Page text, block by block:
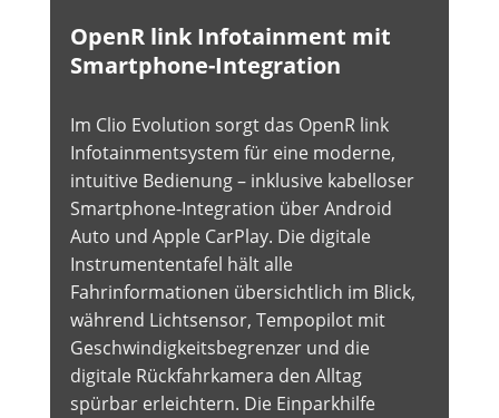
OpenR link Infotainment mit
Smartphone-Integration
Im Clio Evolution sorgt das OpenR link
Infotainmentsystem für eine moderne,
intuitive Bedienung – inklusive kabelloser
Smartphone-Integration über Android
Auto und Apple CarPlay. Die digitale
Instrumententafel hält alle
Fahrinformationen übersichtlich im Blick,
während Lichtsensor, Tempopilot mit
Geschwindigkeitsbegrenzer und die
digitale Rückfahrkamera den Alltag
spürbar erleichtern. Die Einparkhilfe